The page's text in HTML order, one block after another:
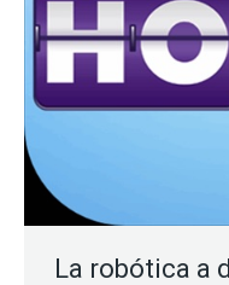
La robótica a